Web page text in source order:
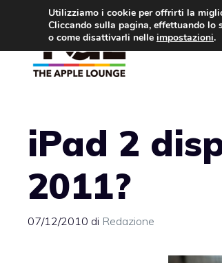
contenuto
iPad 2
2011?
07/12/2010 di Redazione
Utilizziamo i cookie per offrirti la
Cliccando sulla pagina, effettuando lo
o come disattivarli nelle impostazioni.